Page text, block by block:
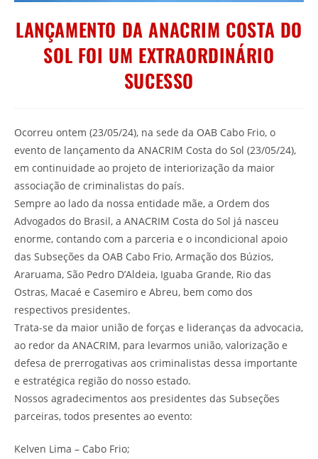
LANÇAMENTO DA ANACRIM COSTA DO
SOL FOI UM EXTRAORDINÁRIO
SUCESSO
Ocorreu ontem (23/05/24), na sede da OAB Cabo Frio, o
evento de lançamento da ANACRIM Costa do Sol (23/05/24),
em continuidade ao projeto de interiorização da maior
associação de criminalistas do país.
Sempre ao lado da nossa entidade mãe, a Ordem dos
Advogados do Brasil, a ANACRIM Costa do Sol já nasceu
enorme, contando com a parceria e o incondicional apoio
das Subseções da OAB Cabo Frio, Armação dos Búzios,
Araruama, São Pedro D’Aldeia, Iguaba Grande, Rio das
Ostras, Macaé e Casemiro e Abreu, bem como dos
respectivos presidentes.
Trata-se da maior união de forças e lideranças da advocacia,
ao redor da ANACRIM, para levarmos união, valorização e
defesa de prerrogativas aos criminalistas dessa importante
e estratégica região do nosso estado.
Nossos agradecimentos aos presidentes das Subseções
parceiras, todos presentes ao evento:
Kelven Lima – Cabo Frio;